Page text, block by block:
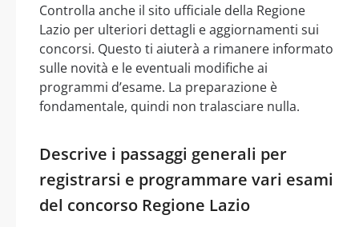
Controlla anche il sito ufficiale della Regione
Lazio per ulteriori dettagli e aggiornamenti sui
concorsi. Questo ti aiuterà a rimanere informato
sulle novità e le eventuali modifiche ai
programmi d’esame. La preparazione è
fondamentale, quindi non tralasciare nulla.
Descrive i passaggi generali per
registrarsi e programmare vari esami
del concorso Regione Lazio